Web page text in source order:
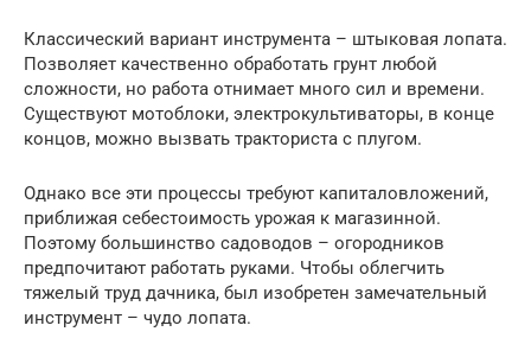
Классический вариант инструмента – штыковая лопата.
Позволяет качественно обработать грунт любой
сложности, но работа отнимает много сил и времени.
Существуют мотоблоки, электрокультиваторы, в конце
концов, можно вызвать тракториста с плугом.
Однако все эти процессы требуют капиталовложений,
приближая себестоимость урожая к магазинной.
Поэтому большинство садоводов – огородников
предпочитают работать руками. Чтобы облегчить
тяжелый труд дачника, был изобретен замечательный
инструмент – чудо лопата.